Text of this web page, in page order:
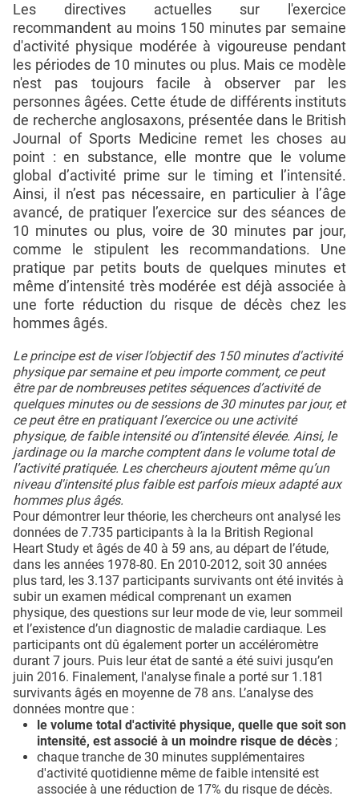
Les directives actuelles sur l'exercice
recommandent au moins 150 minutes par semaine
d'activité physique modérée à vigoureuse pendant
les périodes de 10 minutes ou plus. Mais ce modèle
n'est pas toujours facile à observer par les
personnes âgées. Cette étude de différents instituts
de recherche anglosaxons, présentée dans le British
Journal of Sports Medicine remet les choses au
point : en substance, elle montre que le volume
global d’activité prime sur le timing et l’intensité.
Ainsi, il n’est pas nécessaire, en particulier à l’âge
avancé, de pratiquer l’exercice sur des séances de
10 minutes ou plus, voire de 30 minutes par jour,
comme le stipulent les recommandations. Une
pratique par petits bouts de quelques minutes et
même d’intensité très modérée est déjà associée à
une forte réduction du risque de décès chez les
hommes âgés.
Le principe est de viser l’objectif des 150 minutes d'activité
physique par semaine et peu importe comment, ce peut
être par de nombreuses petites séquences d’activité de
quelques minutes ou de sessions de 30 minutes par jour, et
ce peut être en pratiquant l’exercice ou une activité
physique, de faible intensité ou d’intensité élevée. Ainsi, le
jardinage ou la marche comptent dans le volume total de
l’activité pratiquée. Les chercheurs ajoutent même qu’un
niveau d'intensité plus faible est parfois mieux adapté aux
hommes plus âgés.
Pour démontrer leur théorie, les chercheurs ont analysé les
données de 7.735 participants à la la British Regional
Heart Study et âgés de 40 à 59 ans, au départ de l’étude,
dans les années 1978-80. En 2010-2012, soit 30 années
plus tard, les 3.137 participants survivants ont été invités à
subir un examen médical comprenant un examen
physique, des questions sur leur mode de vie, leur sommeil
et l’existence d’un diagnostic de maladie cardiaque. Les
participants ont dû également porter un accéléromètre
durant 7 jours. Puis leur état de santé a été suivi jusqu’en
juin 2016. Finalement, l'analyse finale a porté sur 1.181
survivants âgés en moyenne de 78 ans. L’analyse des
données montre que :
le volume total d'activité physique, quelle que soit son
intensité, est associé à un moindre risque de décès ;
chaque tranche de 30 minutes supplémentaires
d'activité quotidienne même de faible intensité est
associée à une réduction de 17% du risque de décès.